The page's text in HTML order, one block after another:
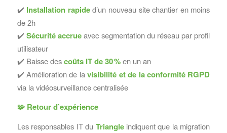
✔️ Installation rapided’un nouveau site chantier en moins
de 2h
✔️ Sécurité accrueavec segmentation du réseau par profil
utilisateur
✔️ Baisse descoûts IT de 30%en un an
✔️ Amélioration de lavisibilité et de la conformité RGPD
via la vidéosurveillance centralisée
🧩Retour d’expérience
Les responsables IT du Triangleindiquent que la migration